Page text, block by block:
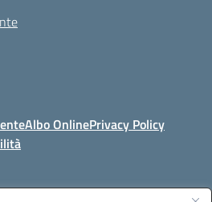
Albo OnlinePrivacy Policy